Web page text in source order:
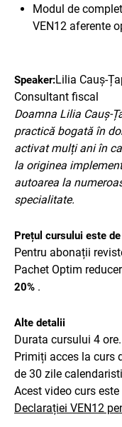
Modul de
VEN12 aferente
Speaker:Lilia Cauș-
Consultant fiscal
Doamna Lilia Cauș-
practică bogată în
activat mulți ani în
la originea
autoarea la
specialitate.
Prețul cursului este
Pentru abonații
Pachet Optim
20% .
Alte detalii
Durata cursului 4 ore.
Primiți acces la curs
de 30 zile
Acest video curs
Declarației VEN12